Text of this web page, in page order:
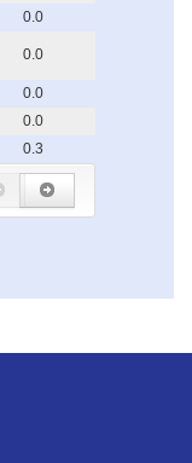
0.0
0.0
0.0
0.0
0.3